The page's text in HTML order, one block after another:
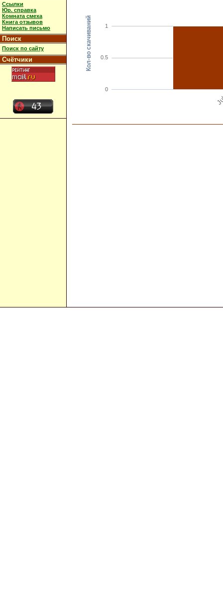
Ссылки
Юр. справка
Комната смеха
Книга отзывов
Написать письмо
Поиск
Поиск по сайту
Счётчики
0
0.5
1
Кол-во скачиваний